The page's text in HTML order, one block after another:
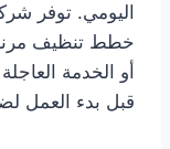
اليومي. توفر
خطط تنظيف مرنة
أو الخدمة
قبل بدء العمل